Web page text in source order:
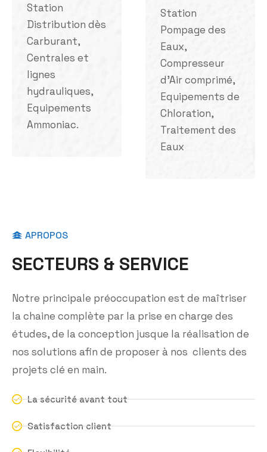
Station
Distribution dès
Carburant,
Centrales et
lignes
hydrauliques,
Equipements
Ammoniac.
Station
Pompage des
Eaux,
Compresseur
d'Air comprimé,
Equipements de
Chloration,
Traitement des
Eaux
APROPOS
SECTEURS & SERVICE
Notre principale préoccupation est de maîtriser
la chaine complète par la prise en charge des
études, de la conception jusque la réalisation de
nos solutions afin de proposer à nos clients des
projets clé en main.
La sécurité avant tout
Satisfaction client